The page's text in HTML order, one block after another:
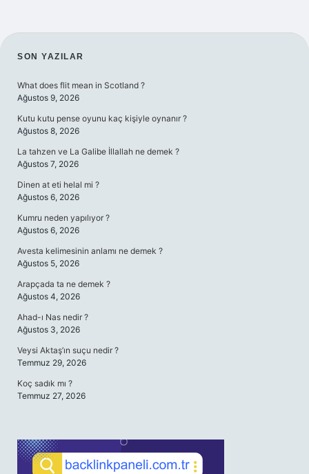
SIDEBAR
SON YAZILAR
What does flit mean in Scotland ?
Ağustos 9, 2026
Kutu kutu pense oyunu kaç kişiyle oynanır ?
Ağustos 8, 2026
La tahzen ve La Galibe İllallah ne demek ?
Ağustos 7, 2026
Dinen at eti helal mi ?
Ağustos 6, 2026
Kumru neden yapılıyor ?
Ağustos 6, 2026
Avesta kelimesinin anlamı ne demek ?
Ağustos 5, 2026
Arapçada ta ne demek ?
Ağustos 4, 2026
Ahad-ı Nas nedir ?
Ağustos 3, 2026
Veysi Aktaş’ın suçu nedir ?
Temmuz 29, 2026
Koç sadık mı ?
Temmuz 27, 2026